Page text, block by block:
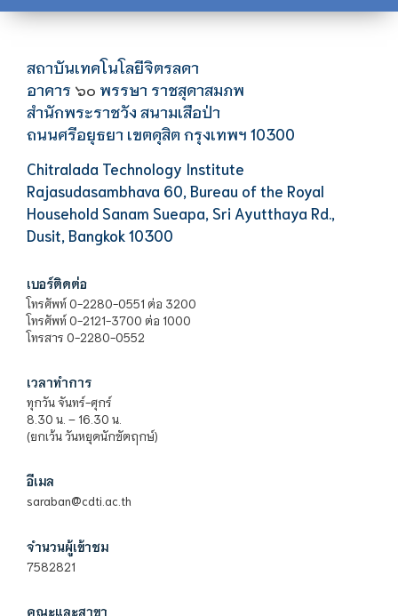
สถาบันเทคโนโลยีจิตรลดา
อาคาร ๖๐ พรรษา ราชสุดาสมภพ
สำนักพระราชวัง สนามเสือป่า
ถนนศรีอยุธยา เขตดุสิต กรุงเทพฯ 10300
Chitralada Technology Institute
Rajasudasambhava 60, Bureau of the Royal
Household Sanam Sueapa, Sri Ayutthaya Rd.,
Dusit, Bangkok 10300
เบอร์ติดต่อ
โทรศัพท์ 0-2280-0551 ต่อ 3200
โทรศัพท์ 0-2121-3700 ต่อ 1000
โทรสาร 0-2280-0552
เวลาทำการ
ทุกวัน จันทร์-ศุกร์
8.30 น. – 16.30 น.
(ยกเว้น วันหยุดนักขัตฤกษ์)
อีเมล
saraban@cdti.ac.th
จำนวนผู้เข้าชม
7582821
คณะและสาขา